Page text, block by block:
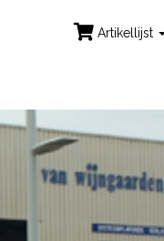
Artikellijst